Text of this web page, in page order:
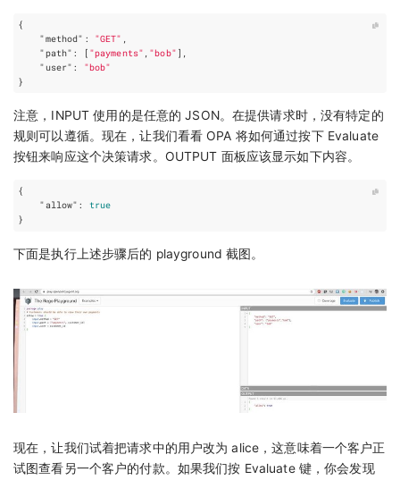
{
"method" : "GET"
"path" : [ "payments" "bob" ],
"user" :
"bob"
}
注意，INPUT 使用的是任意的 JSON。在提供请求时，没有特定的
规则可以遵循。现在，让我们看看 OPA 将如何通过按下 Evaluate
按钮来响应这个决策请求。OUTPUT 面板应该显示如下内容。
{
"allow" :
true
}
下面是执行上述步骤后的 playground 截图。
现在，让我们试着把请求中的用户改为 alice，这意味着一个客户正
试图查看另一个客户的付款。如果我们按 Evaluate 键，你会发现